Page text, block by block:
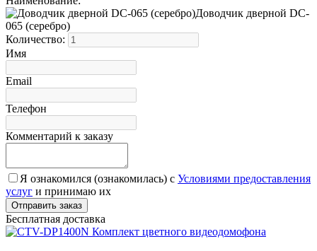
Доводчик дверной DC-
065 (серебро)
Количество:
Имя
Email
Телефон
Комментарий к заказу
Я ознакомился (ознакомилась) с Условиями предоставления
услуг и принимаю их
Бесплатная доставка